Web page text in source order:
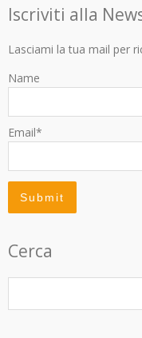
Iscriviti alla
Lasciami la tua mail per
Name
Email*
Cerca